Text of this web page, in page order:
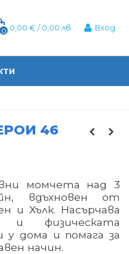
0 0,00 € / 0,00 лв Вход
46
момчета над 3
вдъхновен от
и Хълк. Насърчава
и физическата
дома и помага за
начин.